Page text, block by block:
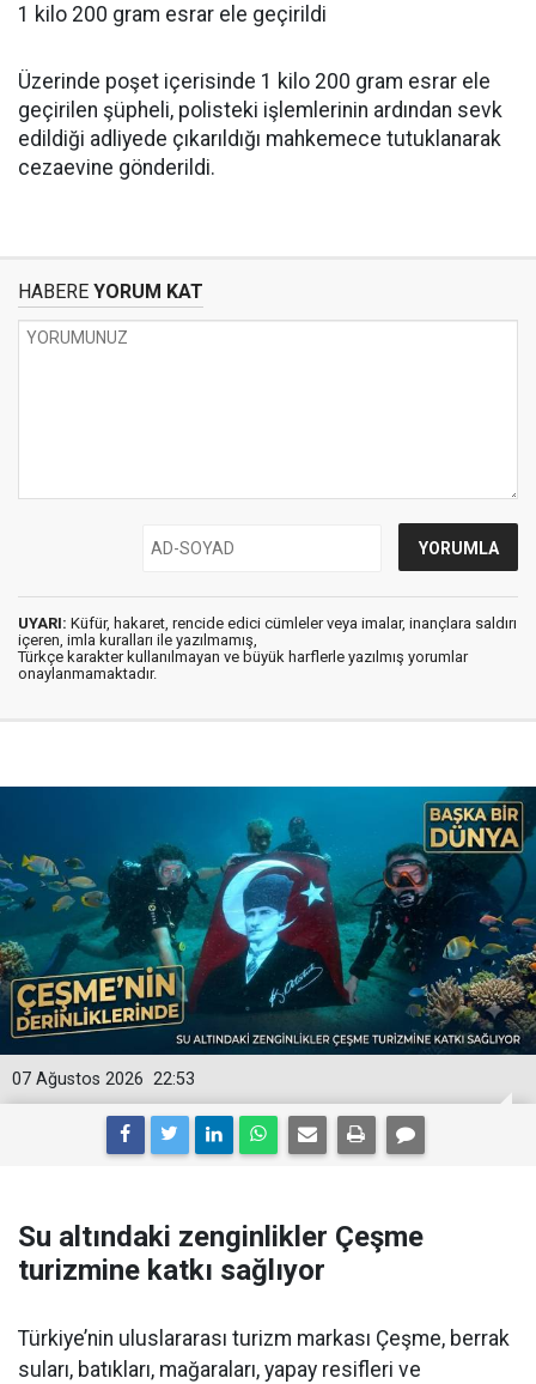
1 kilo 200 gram esrar ele geçirildi
Üzerinde poşet içerisinde 1 kilo 200 gram esrar ele
geçirilen şüpheli, polisteki işlemlerinin ardından sevk
edildiği adliyede çıkarıldığı mahkemece tutuklanarak
cezaevine gönderildi.
HABERE YORUM KAT
UYARI: Küfür, hakaret, rencide edici cümleler veya imalar, inançlara saldırı
içeren, imla kuralları ile yazılmamış,
Türkçe karakter kullanılmayan ve büyük harflerle yazılmış yorumlar
onaylanmamaktadır.
22:53
07 Ağustos 2026
Su altındaki zenginlikler Çeşme
turizmine katkı sağlıyor
Türkiye’nin uluslararası turizm markası Çeşme, berrak
suları, batıkları, mağaraları, yapay resifleri ve